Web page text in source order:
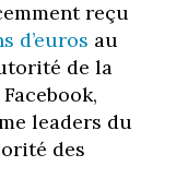
reçu
d’euros au
de la
leaders du
des